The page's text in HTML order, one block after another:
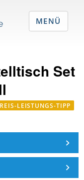
Set
LEISTUNGS-TIPP
MENÜ